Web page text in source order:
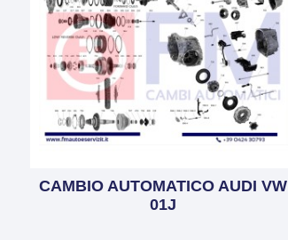
CAMBIO AUTOMATICO AUDI VW
01J